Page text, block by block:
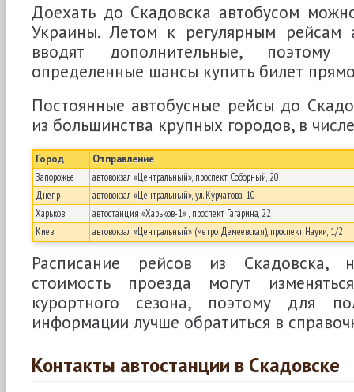
Доехать до Скадовска автобусом
Украины. Летом к регулярным рейсам
вводят дополнительные,
определенные шансы купить билет
Постоянные автобусные рейсы до
из большинства крупных городов, в
Город
Отправление
Запорожье
автовокзал «Центральный», проспект Соборный, 20
Днепр
автовокзал «Центральный», ул. Курчатова, 10
Харьков
автостанция «Харьков-1» , проспект Гагарина, 22
Киев
автовокзал «Центральный» (метро Демеевская), проспект Науки, 1/2
Расписание рейсов из Скадовска,
стоимость проезда могут
курортного сезона, поэтому для
информации лучше обратиться в
Контакты автостанции в Скадовске